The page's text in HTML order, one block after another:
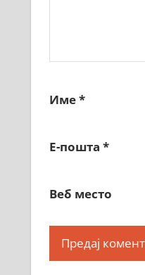
Име*
Е-пошта *
Веб место